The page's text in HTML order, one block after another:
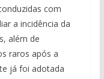
com
a incidência da
além de
raros após a
já foi adotada